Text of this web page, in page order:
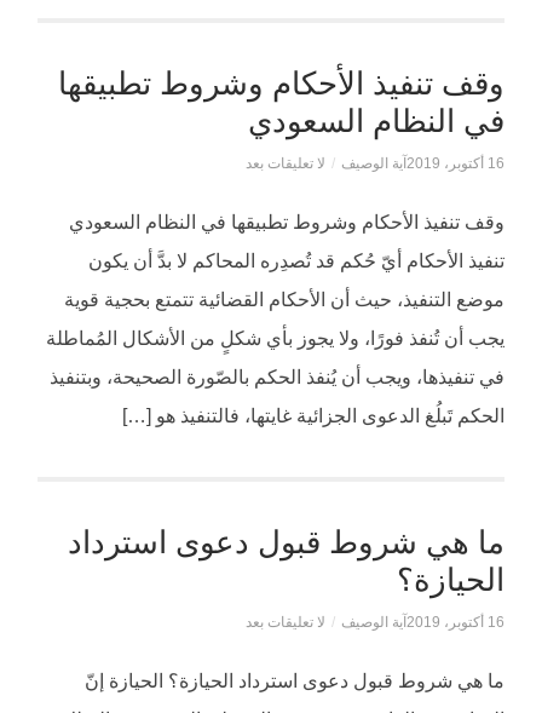
وقف تنفيذ الأحكام وشروط تطبيقها
في النظام السعودي
16 أكتوبر، 2019 آية الوصيف / لا تعليقات بعد
وقف تنفيذ الأحكام وشروط تطبيقها في النظام السعودي
تنفيذ الأحكام أيّ حُكم قد تُصدِره المحاكم لا بدَّ أن يكون
موضع التنفيذ، حيث أن الأحكام القضائية تتمتع بحجية قوية
يجب أن تُنفذ فورًا، ولا يجوز بأي شكلٍ من الأشكال المُماطلة
في تنفيذها، ويجب أن يُنفذ الحكم بالصّورة الصحيحة، وبتنفيذ
الحكم تَبلُغ الدعوى الجزائية غايتها، فالتنفيذ هو […]
ما هي شروط قبول دعوى استرداد
الحيازة؟
16 أكتوبر، 2019 آية الوصيف / لا تعليقات بعد
ما هي شروط قبول دعوى استرداد الحيازة؟ الحيازة إنّ